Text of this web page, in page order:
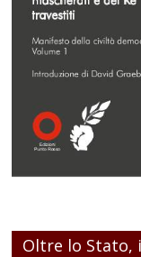
Oltre lo Stato,